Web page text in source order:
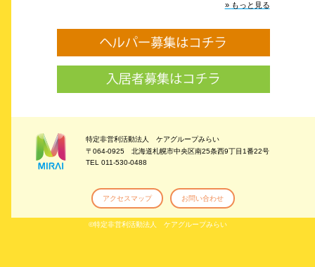
もっと見る
特定非営利活動法人 ケアグループみらい
〒064-0925 北海道札幌市中央区南25条西9丁目1番22号
TEL 011-530-0488
アクセスマップ お問い合わせ
©特定非営利活動法人 ケアグループみらい